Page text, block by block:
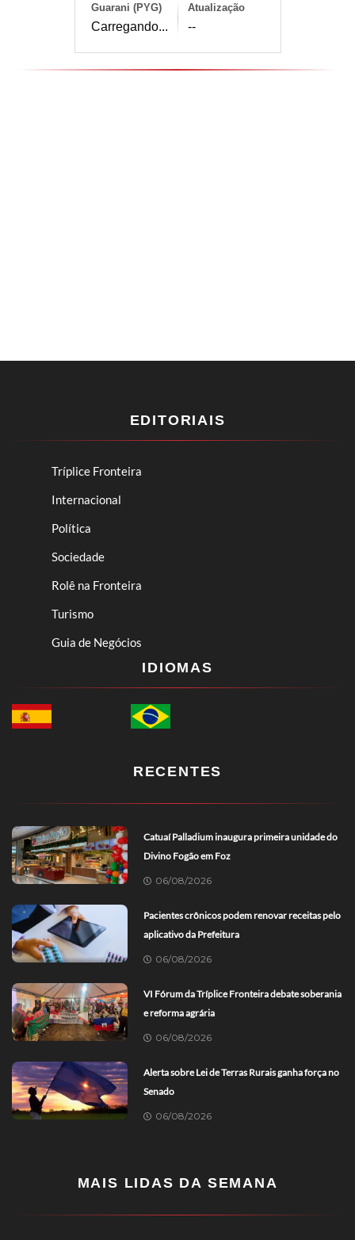
Guarani (PYG)
Carregando...
Atualização
--
EDITORIAIS
Tríplice Fronteira
Internacional
Política
Sociedade
Rolê na Fronteira
Turismo
Guia de Negócios
IDIOMAS
RECENTES
Catuaí Palladium inaugura primeira unidade do
Divino Fogão em Foz
06/08/2026
Pacientes crônicos podem renovar receitas pelo
aplicativo da Prefeitura
06/08/2026
VI Fórum da Tríplice Fronteira debate soberania
e reforma agrária
06/08/2026
Alerta sobre Lei de Terras Rurais ganha força no
Senado
06/08/2026
MAIS LIDAS DA SEMANA